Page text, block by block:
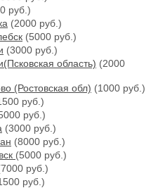
руб.)
(2000 руб.)
(5000 руб.)
(3000 руб.)
область) (2000
(Ростовская обл) (1000 руб.)
руб.)
руб.)
(3000 руб.)
(8000 руб.)
(5000 руб.)
руб.)
руб.)